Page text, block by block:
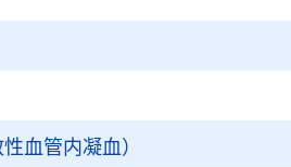
血管内凝血）